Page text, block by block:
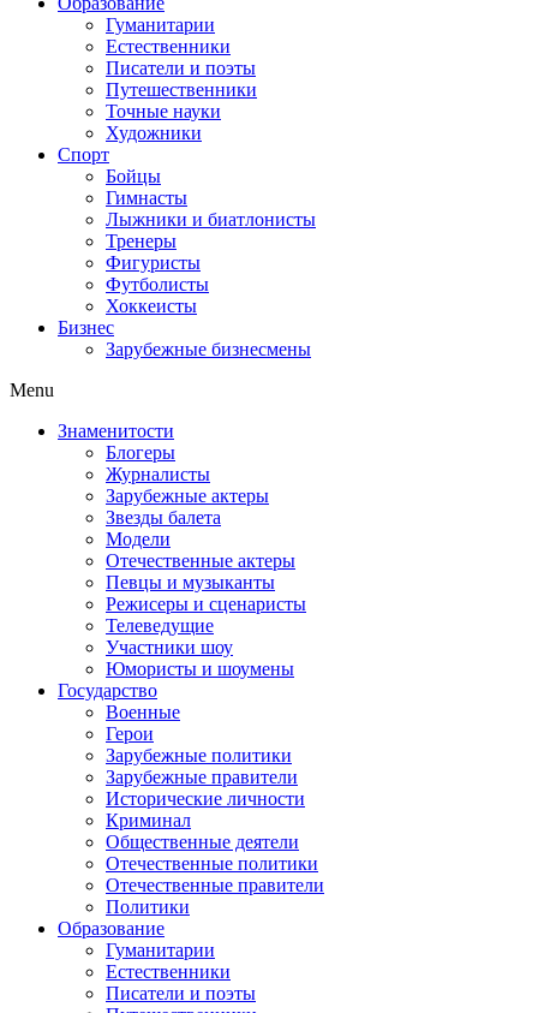
Гуманитарии
Естественники
Писатели и поэты
Путешественники
Точные науки
Художники
Спорт
Бойцы
Гимнасты
Лыжники и биатлонисты
Тренеры
Фигуристы
Футболисты
Хоккеисты
Бизнес
Зарубежные бизнесмены
Menu
Знаменитости
Блогеры
Журналисты
Зарубежные актеры
Звезды балета
Модели
Отечественные актеры
Певцы и музыканты
Режисеры и сценаристы
Телеведущие
Участники шоу
Юмористы и шоумены
Государство
Военные
Герои
Зарубежные политики
Зарубежные правители
Исторические личности
Криминал
Общественные деятели
Отечественные политики
Отечественные правители
Политики
Образование
Гуманитарии
Естественники
Писатели и поэты